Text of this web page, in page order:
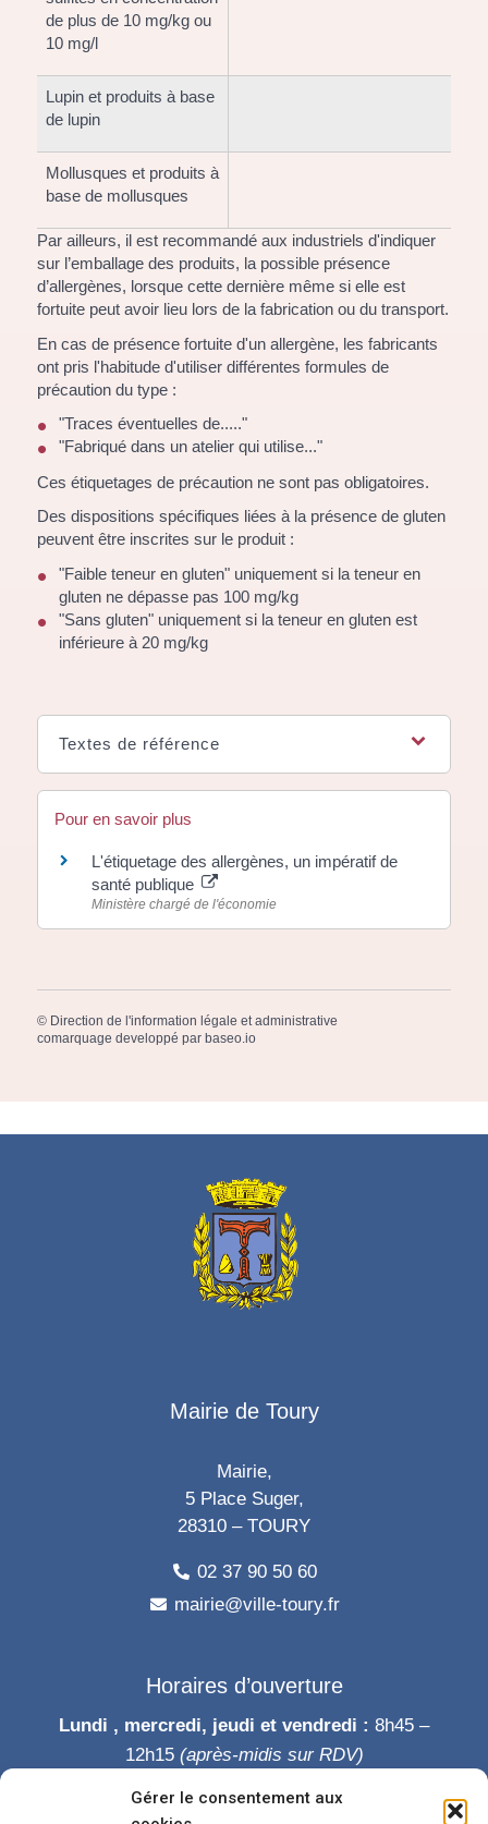
Gérer le consentement aux
de plus de 10 mg/kg ou
10 mg/l
Lupin et produits à base
de lupin
Mollusques et produits à
base de mollusques
Par ailleurs, il est recommandé aux industriels d'indiquer
sur l’emballage des produits, la possible présence
d’allergènes, lorsque cette dernière même si elle est
fortuite peut avoir lieu lors de la fabrication ou du transport.
En cas de présence fortuite d'un allergène, les fabricants
ont pris l'habitude d'utiliser différentes formules de
précaution du type :
"Traces éventuelles de....."
"Fabriqué dans un atelier qui utilise..."
Ces étiquetages de précaution ne sont pas obligatoires.
Des dispositions spécifiques liées à la présence de gluten
peuvent être inscrites sur le produit :
"Faible teneur en gluten" uniquement si la teneur en
gluten ne dépasse pas 100 mg/kg
"Sans gluten" uniquement si la teneur en gluten est
inférieure à 20 mg/kg
Textes de référence
Pour en savoir plus
L'étiquetage des allergènes, un impératif de
santé publique
Ministère chargé de l'économie
© Direction de l'information légale et administrative
comarquage developpé par baseo.io
Mairie de Toury
Mairie,
5 Place Suger,
28310 – TOURY
02 37 90 50 60
mairie@ville-toury.fr
Horaires d’ouverture
Lundi , mercredi, jeudi et vendredi : 8h45 –
12h15 (après-midis sur RDV)